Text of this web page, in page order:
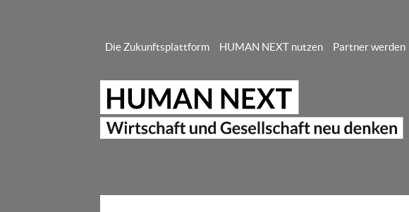
Die Zukunftsplattform HUMAN NEXT nutzen Partner werden